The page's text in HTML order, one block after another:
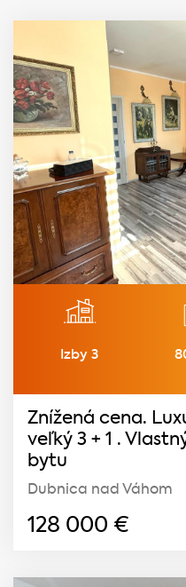
Izby 3
Znížená cena.
veľký 3 + 1 .
bytu
Dubnica nad Váhom
128 000 €